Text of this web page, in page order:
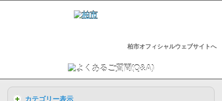
柏市オフィシャルウェブサイトへ
カテゴリー表示